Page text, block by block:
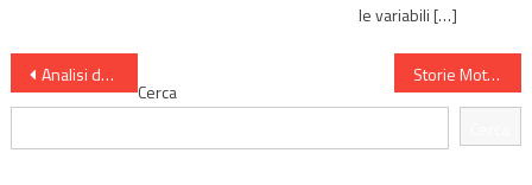
le variabili […]
Navigazione
articoli
Analisi delle migliori quote titolo MotoGP dell’anno Storie MotoGP che Insegnano ai Scommettitori
Cerca